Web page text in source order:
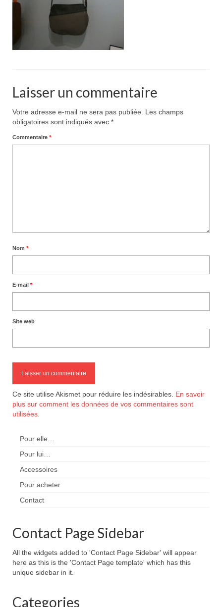
Laisser un commentaire
Votre adresse e-mail ne sera pas publiée.
Les champs
obligatoires sont indiqués avec *
Commentaire *
Nom *
E-mail *
Site web
Ce site utilise Akismet pour réduire les indésirables. En savoir
plus sur comment les données de vos commentaires sont
utilisées
Pour elle…
Pour lui…
Accessoires
Pour acheter
Contact
Contact Page Sidebar
All the widgets added to 'Contact Page Sidebar' will appear
here as this is the 'Contact Page template' which has this
unique sidebar in it.
Categories